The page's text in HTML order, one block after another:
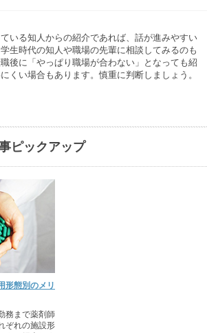
いる知人からの紹介であれば、話が進みやすい
生時代の知人や職場の先輩に相談してみるのも
後に「やっぱり職場が合わない」となっても紹
くい場合もあります。慎重に判断しましょう。
ピックアップ
形態別のメリ
務まで薬剤師
ぞれの施設形